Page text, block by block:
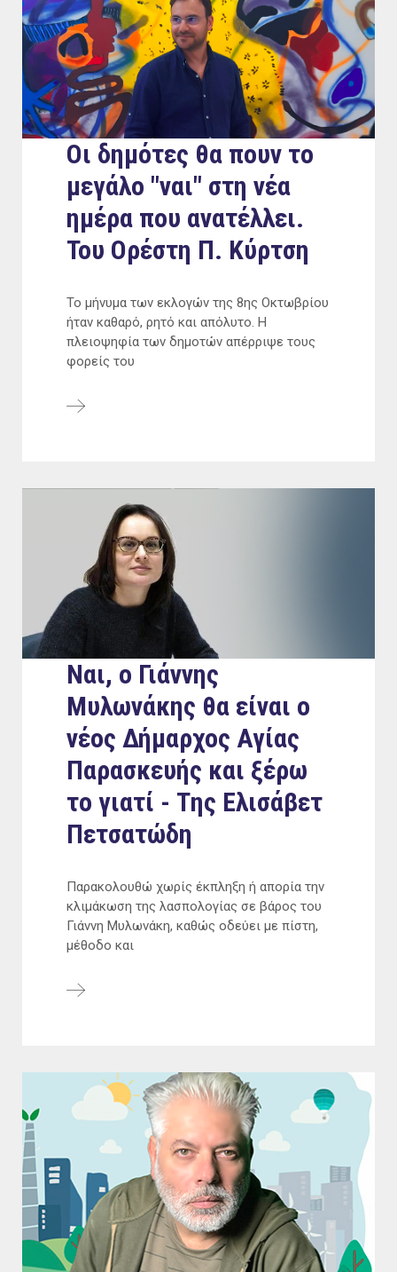
Οι δημότες θα πουν το
μεγάλο "ναι" στη νέα
ημέρα που ανατέλλει.
Του Ορέστη Π. Κύρτση
Το μήνυμα των εκλογών της 8ης Οκτωβρίου
ήταν καθαρό, ρητό και απόλυτο. Η
πλειοψηφία των δημοτών απέρριψε τους
φορείς του
Ναι, ο Γιάννης
Μυλωνάκης θα είναι ο
νέος Δήμαρχος Αγίας
Παρασκευής και ξέρω
το γιατί - Tης Ελισάβετ
Πετσατώδη
Παρακολουθώ χωρίς έκπληξη ή απορία την
κλιμάκωση της λασπολογίας σε βάρος του
Γιάννη Μυλωνάκη, καθώς οδεύει με πίστη,
μέθοδο και